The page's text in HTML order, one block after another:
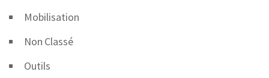
Mobilisation
Non Classé
Outils